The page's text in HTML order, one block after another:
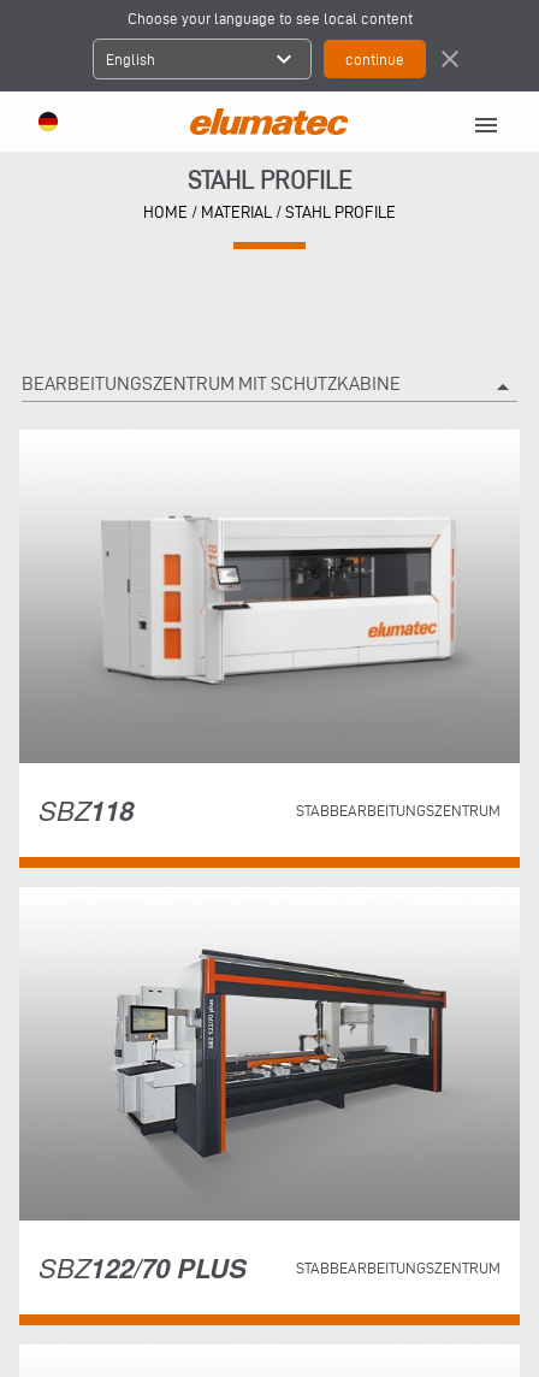
Choose your language to see local content
English expand_more close
menu
STAHL PROFILE
HOME / MATERIAL / STAHL PROFILE
BEARBEITUNGSZENTRUM MIT SCHUTZKABINE arrow_drop_up
SBZ118 STABBEARBEITUNGSZENTRUM
SBZ122/70 PLUS STABBEARBEITUNGSZENTRUM